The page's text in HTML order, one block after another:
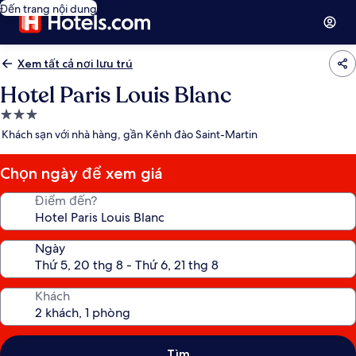
Đến trang nội dung
Xem tất cả nơi lưu trú
Hotel Paris Louis Blanc
Nơi
lưu
3.0
sao
Khách sạn với nhà hàng, gần Kênh đào Saint-Martin
Chọn ngày để xem giá
Điểm đến?
Ngày
Khách